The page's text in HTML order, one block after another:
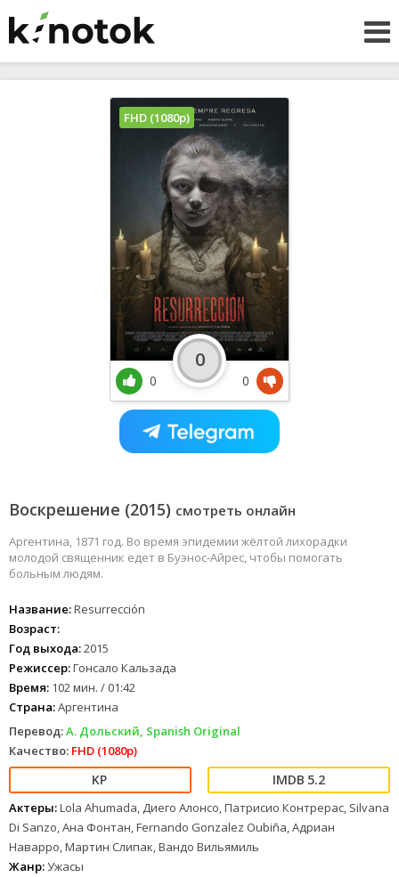
Воскрешение (2015) смотреть онлайн
Аргентина, 1871 год. Во время эпидемии жёлтой лихорадки
молодой священник едет в Буэнос-Айрес, чтобы помогать
больным людям.
Название:Resurrección
Возраст:
Год выхода:2015
Режиссер:Гонсало Кальзада
Время: 102 мин. / 01:42
Страна:Аргентина
Перевод:А. Дольский, Spanish Original
Качество: FHD (1080p)
5.2
Актеры:Lola Ahumada, Диего Алонсо, Патрисио Контрерас, Silvana
Di Sanzo, Ана Фонтан, Fernando Gonzalez Oubiña, Адриан
Наварро, Мартин Слипак, Вандо Вильямиль
Жанр:Ужасы
FHD (1080p)
0
0
0